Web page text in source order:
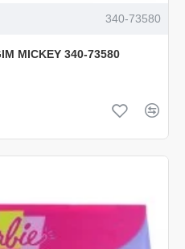
340-73580
MICKEY 340-73580